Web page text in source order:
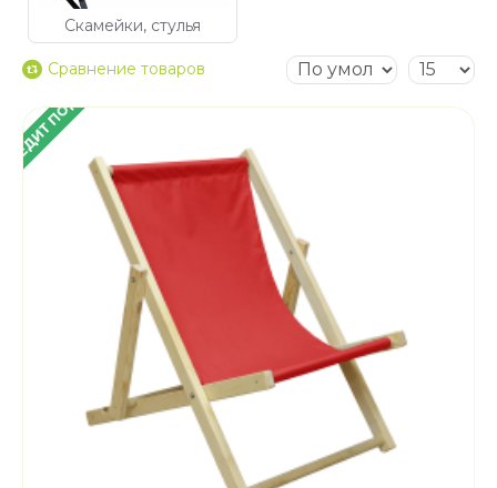
Скамейки, стулья
Сравнение товаров
ПОД 4%